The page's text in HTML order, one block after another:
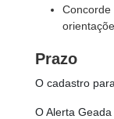
Concorde
Prazo
O cadastro
O Alerta